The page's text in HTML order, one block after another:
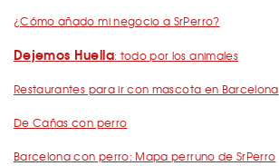
¿Cómo añado mi negocio a SrPerro?
Dejemos Huella: todo por los animales
Restaurantes para ir con mascota en Barcelona
De Cañas con perro
Barcelona con perro: Mapa perruno de SrPerro